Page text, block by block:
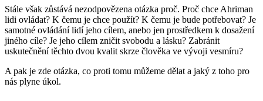
Stále však zůstává nezodpovězena otázka proč. Proč chce Ahriman
lidi ovládat? K čemu je chce použít? K čemu je bude potřebovat? Je
samotné ovládání lidí jeho cílem, anebo jen prostředkem k dosažení
jiného cíle? Je jeho cílem zničit svobodu a lásku? Zabránit
uskutečnění těchto dvou kvalit skrze člověka ve vývoji vesmíru?
A pak je zde otázka, co proti tomu můžeme dělat a jaký z toho pro
nás plyne úkol.